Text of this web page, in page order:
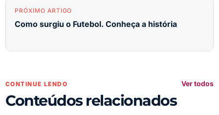
PRÓXIMO ARTIGO
Como surgiu o Futebol. Conheça a história
CONTINUE LENDO
Conteúdos relacionados
Ver todos